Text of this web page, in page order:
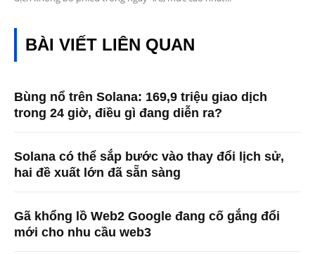
BÀI VIẾT LIÊN QUAN
Bùng nổ trên Solana: 169,9 triệu giao dịch
trong 24 giờ, điều gì đang diễn ra?
Solana có thể sắp bước vào thay đổi lịch sử,
hai đề xuất lớn đã sẵn sàng
Gã khổng lồ Web2 Google đang cố gắng đổi
mới cho nhu cầu web3